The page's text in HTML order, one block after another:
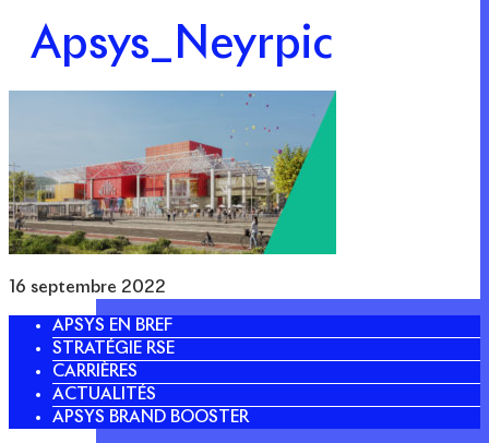
Apsys_Neyrpic
16 septembre 2022
APSYS EN BREF
STRATÉGIE RSE
CARRIÈRES
ACTUALITÉS
APSYS BRAND BOOSTER